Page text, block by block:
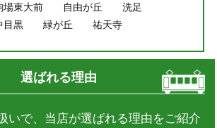
場東大前 自由が丘
洗足
目黒 緑が丘 祐天寺
選ばれる理由
いで、当店が選ばれる理由をご紹介